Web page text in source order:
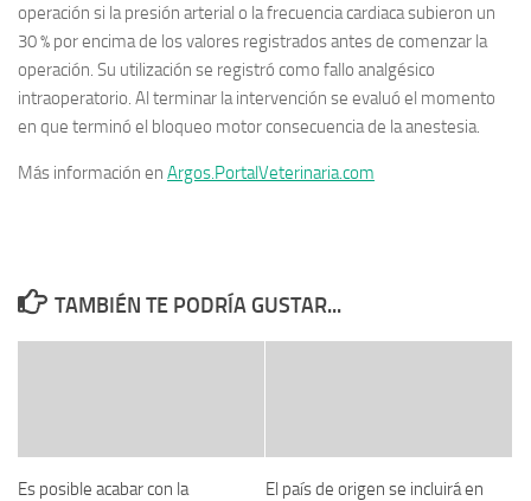
operación si la presión arterial o la frecuencia cardiaca subieron un
30 % por encima de los valores registrados antes de comenzar la
operación. Su utilización se registró como fallo analgésico
intraoperatorio. Al terminar la intervención se evaluó el momento
en que terminó el bloqueo motor consecuencia de la anestesia.
Más información en Argos.PortalVeterinaria.com
TAMBIÉN TE PODRÍA GUSTAR...
Es posible acabar con la
El país de origen se incluirá en